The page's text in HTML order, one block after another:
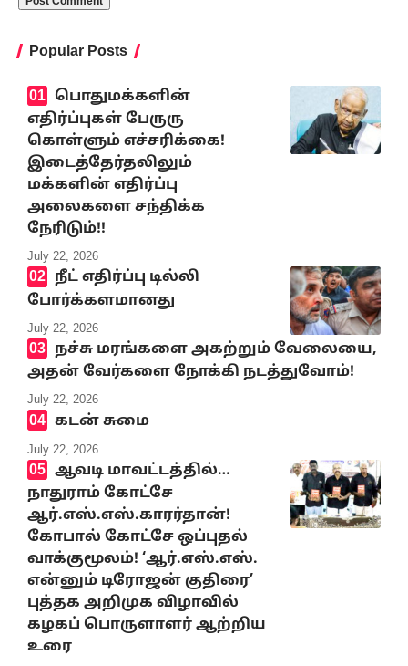
Popular Posts
பொதுமக்களின்
எதிர்ப்புகள் பேருரு
கொள்ளும் எச்சரிக்கை!
இடைத்தேர்தலிலும்
மக்களின் எதிர்ப்பு
அலைகளை சந்திக்க
நேரிடும்!!
July 22, 2026
நீட் எதிர்ப்பு டில்லி
போர்க்களமானது
July 22, 2026
நச்சு மரங்களை அகற்றும் வேலையை,
அதன் வேர்களை நோக்கி நடத்துவோம்!
July 22, 2026
கடன் சுமை
July 22, 2026
ஆவடி மாவட்டத்தில்…
நாதுராம் கோட்சே
ஆர்.எஸ்.எஸ்.காரர்தான்!
கோபால் கோட்சே ஒப்புதல்
வாக்குமூலம்! ‘ஆர்.எஸ்.எஸ்.
என்னும் டிரோஜன் குதிரை’
புத்தக அறிமுக விழாவில்
கழகப் பொருளாளர் ஆற்றிய
உரை